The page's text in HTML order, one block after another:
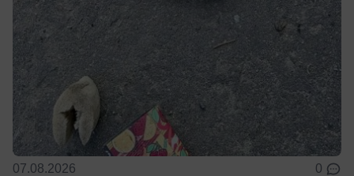
07.08.2026 0